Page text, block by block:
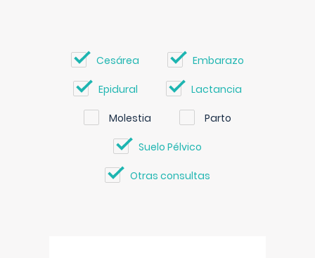
Cesárea Embarazo
Epidural Lactancia
Molestia Parto
Suelo Pélvico
Otras consultas